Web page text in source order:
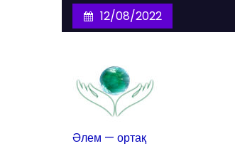
12/08/2022
Әлем — ортақ